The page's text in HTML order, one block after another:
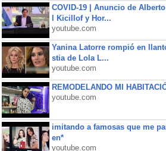
COVID-19 | Anuncio de
l Kicillof y Hor...
youtube.com
Yanina Latorre rompió en
stia de Lola L...
youtube.com
REMODELANDO MI
youtube.com
imitando a famosas que me
en*
youtube.com